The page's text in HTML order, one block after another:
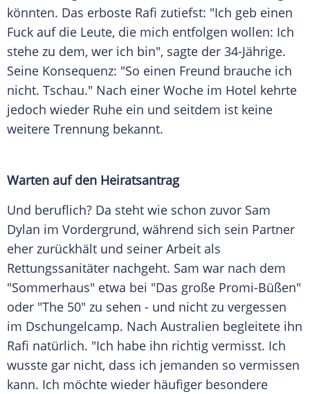
könnten. Das erboste Rafi zutiefst: "Ich geb einen
Fuck auf die Leute, die mich entfolgen wollen: Ich
stehe zu dem, wer ich bin", sagte der 34-Jährige.
Seine Konsequenz: "So einen Freund brauche ich
nicht. Tschau." Nach einer Woche im Hotel kehrte
jedoch wieder Ruhe ein und seitdem ist keine
weitere Trennung bekannt.
Warten auf den Heiratsantrag
Und beruflich? Da steht wie schon zuvor Sam
Dylan im Vordergrund, während sich sein Partner
eher zurückhält und seiner Arbeit als
Rettungssanitäter nachgeht. Sam war nach dem
"Sommerhaus" etwa bei "Das große Promi-Büßen"
oder "The 50" zu sehen - und nicht zu vergessen
im Dschungelcamp. Nach Australien begleitete ihn
Rafi natürlich. "Ich habe ihn richtig vermisst. Ich
wusste gar nicht, dass ich jemanden so vermissen
kann. Ich möchte wieder häufiger besondere